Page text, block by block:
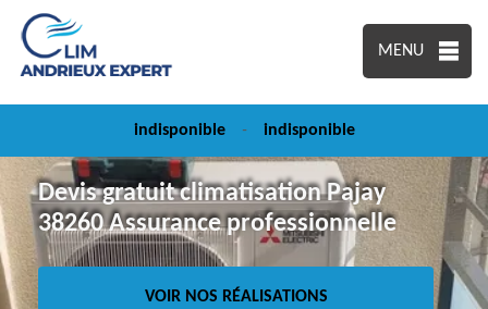
MENU
indisponible - indisponible
Devis gratuit climatisation Pajay
38260 Assurance professionnelle
VOIR NOS RÉALISATIONS